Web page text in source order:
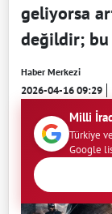
geliyorsa
değildir; bu
Haber Merkezi
2026-04-16 09:29
Milli
Türkiye
Google